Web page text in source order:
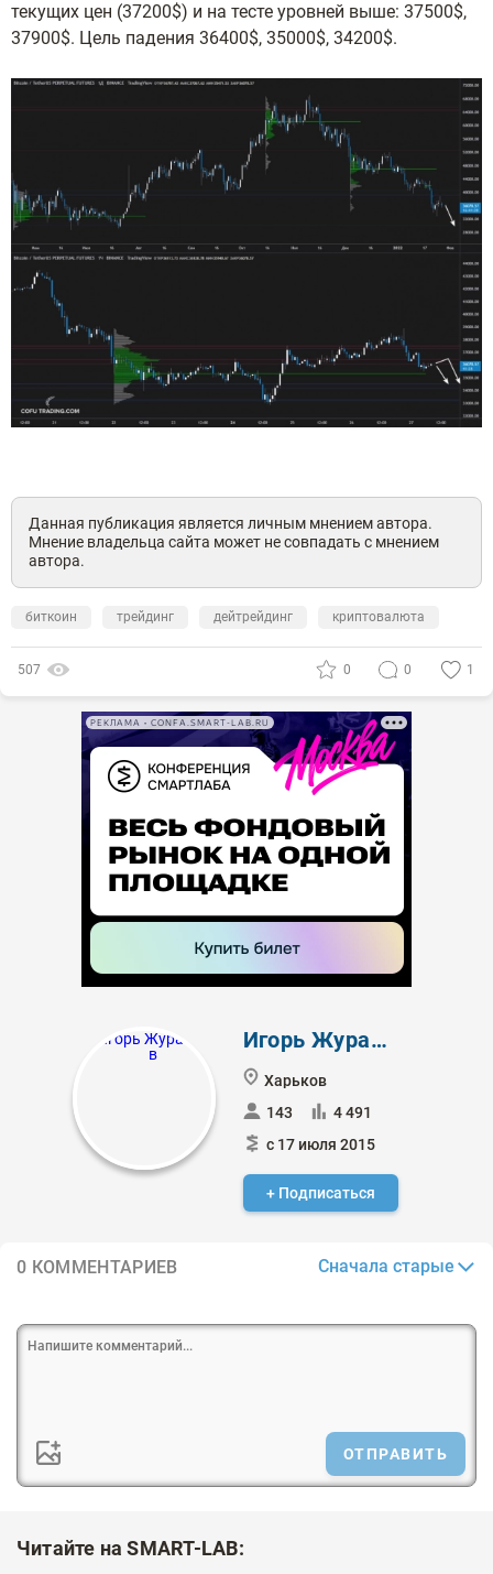
текущих цен (37200$) и на тесте уровней выше: 37500$,
37900$. Цель падения 36400$, 35000$, 34200$.
Данная публикация является личным мнением автора.
Мнение владельца сайта может не совпадать с мнением
автора.
биткоин трейдинг дейтрейдинг криптовалюта
507 0 0 1
РЕКЛАМА • CONFA.SMART-LAB.RU
Игорь Журавлев
Харьков
143
4 491
с 17 июля 2015
+ Подписаться
0 КОММЕНТАРИЕВ Сначала старые
ОТПРАВИТЬ
Читайте на SMART-LAB: